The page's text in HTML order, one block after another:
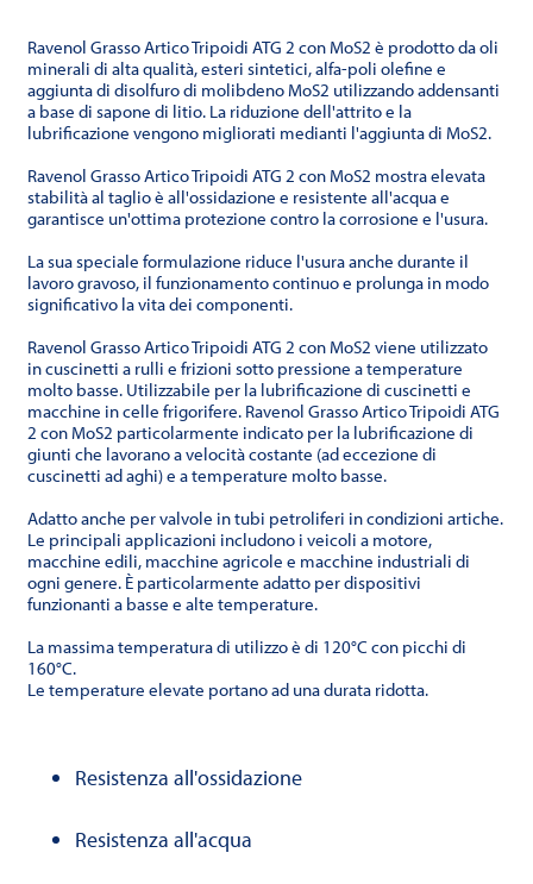
Ravenol Grasso Artico Tripoidi ATG 2 con MoS2 è prodotto da oli
minerali di alta qualità, esteri sintetici, alfa-poli olefine e
aggiunta di disolfuro di molibdeno MoS2 utilizzando addensanti
a base di sapone di litio. La riduzione dell'attrito e la
lubrificazione vengono migliorati medianti l'aggiunta di MoS2.
Ravenol Grasso Artico Tripoidi ATG 2 con MoS2 mostra elevata
stabilità al taglio è all'ossidazione e resistente all'acqua e
garantisce un'ottima protezione contro la corrosione e l'usura.
La sua speciale formulazione riduce l'usura anche durante il
lavoro gravoso, il funzionamento continuo e prolunga in modo
significativo la vita dei componenti.
Ravenol Grasso Artico Tripoidi ATG 2 con MoS2 viene utilizzato
in cuscinetti a rulli e frizioni sotto pressione a temperature
molto basse. Utilizzabile per la lubrificazione di cuscinetti e
macchine in celle frigorifere. Ravenol Grasso Artico Tripoidi ATG
2 con MoS2 particolarmente indicato per la lubrificazione di
giunti che lavorano a velocità costante (ad eccezione di
cuscinetti ad aghi) e a temperature molto basse.
Adatto anche per valvole in tubi petroliferi in condizioni artiche.
Le principali applicazioni includono i veicoli a motore,
macchine edili, macchine agricole e macchine industriali di
ogni genere. È particolarmente adatto per dispositivi
funzionanti a basse e alte temperature.
La massima temperatura di utilizzo è di 120°C con picchi di
160°C.
Le temperature elevate portano ad una durata ridotta.
Resistenza all'ossidazione
Resistenza all'acqua